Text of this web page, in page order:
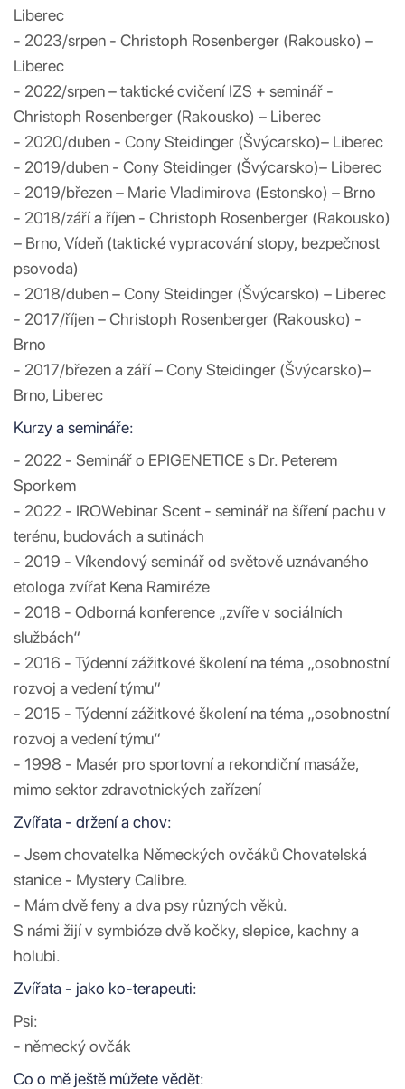
Liberec
- 2023/srpen - Christoph Rosenberger (Rakousko) –
Liberec
- 2022/srpen – taktické cvičení IZS + seminář -
Christoph Rosenberger (Rakousko) – Liberec
- 2020/duben - Cony Steidinger (Švýcarsko)– Liberec
- 2019/duben - Cony Steidinger (Švýcarsko)– Liberec
- 2019/březen – Marie Vladimirova (Estonsko) – Brno
- 2018/září a říjen - Christoph Rosenberger (Rakousko)
– Brno, Vídeň (taktické vypracování stopy, bezpečnost
psovoda)
- 2018/duben – Cony Steidinger (Švýcarsko) – Liberec
- 2017/říjen – Christoph Rosenberger (Rakousko) -
Brno
- 2017/březen a září – Cony Steidinger (Švýcarsko)–
Brno, Liberec
Kurzy a semináře:
- 2022 - Seminář o EPIGENETICE s Dr. Peterem
Sporkem
- 2022 - IROWebinar Scent - seminář na šíření pachu v
terénu, budovách a sutinách
- 2019 - Víkendový seminář od světově uznávaného
etologa zvířat Kena Ramiréze
- 2018 - Odborná konference „zvíře v sociálních
službách“
- 2016 - Týdenní zážitkové školení na téma „osobnostní
rozvoj a vedení týmu“
- 2015 - Týdenní zážitkové školení na téma „osobnostní
rozvoj a vedení týmu“
- 1998 - Masér pro sportovní a rekondiční masáže,
mimo sektor zdravotnických zařízení
Zvířata - držení a chov:
- Jsem chovatelka Německých ovčáků Chovatelská
stanice - Mystery Calibre.
- Mám dvě feny a dva psy různých věků.
S námi žijí v symbióze dvě kočky, slepice, kachny a
holubi.
Zvířata - jako ko-terapeuti:
Psi:
- německý ovčák
Co o mě ještě můžete vědět: